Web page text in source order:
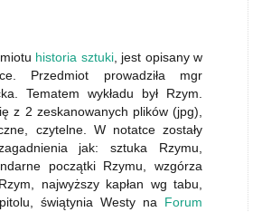
historia sztuki, jest opisany w
Przedmiot prowadziła mgr
Tematem wykładu był Rzym.
z 2 zeskanowanych plików (jpg),
czytelne. W notatce zostały
jak: sztuka Rzymu,
początki Rzymu, wzgórza
najwyższy kapłan wg tabu,
świątynia Westy na Forum